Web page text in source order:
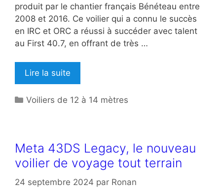
produit par le chantier français Bénéteau entre
2008 et 2016. Ce voilier qui a connu le succès
en IRC et ORC a réussi à succéder avec talent
au First 40.7, en offrant de très …
Lire la suite
Catégories
Voiliers de 12 à 14 mètres
Meta 43DS Legacy, le nouveau
voilier de voyage tout terrain
24 septembre 2024 par Ronan